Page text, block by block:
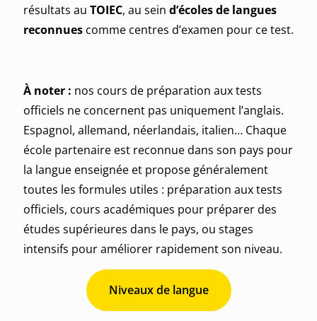
résultats au TOIEC, au sein d’écoles de langues
reconnues comme centres d’examen pour ce test.
À noter : nos cours de préparation aux tests
officiels ne concernent pas uniquement l’anglais.
Espagnol, allemand, néerlandais, italien… Chaque
école partenaire est reconnue dans son pays pour
la langue enseignée et propose généralement
toutes les formules utiles : préparation aux tests
officiels, cours académiques pour préparer des
études supérieures dans le pays, ou stages
intensifs pour améliorer rapidement son niveau.
Niveaux de langue